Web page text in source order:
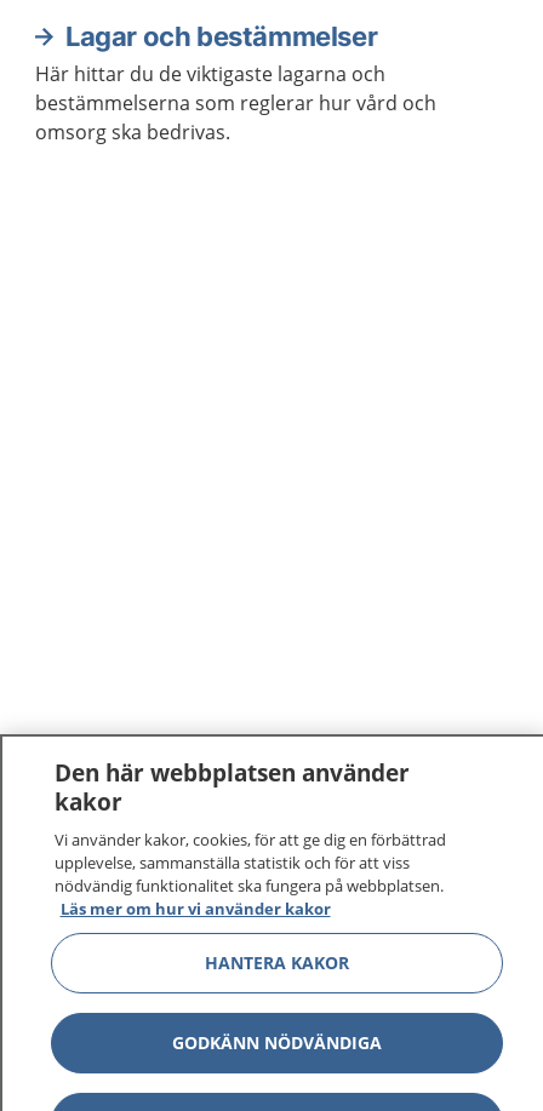
Lagar och bestämmelser
Här hittar du de viktigaste lagarna och
bestämmelserna som reglerar hur vård och
omsorg ska bedrivas.
Den här webbplatsen använder
kakor
Vi använder kakor, cookies, för att ge dig en förbättrad
upplevelse, sammanställa statistik och för att viss
nödvändig funktionalitet ska fungera på webbplatsen.
Läs mer om hur vi använder kakor
HANTERA KAKOR
GODKÄNN NÖDVÄNDIGA